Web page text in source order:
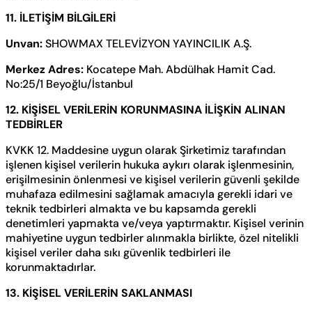
11. İLETİŞİM BİLGİLERİ
Unvan:SHOWMAX TELEVİZYON YAYINCILIK A.Ş.
Merkez Adres: Kocatepe Mah. Abdülhak Hamit Cad.
No:25/1 Beyoğlu/İstanbul
12. KİŞİSEL VERİLERİN KORUNMASINA İLİŞKİN ALINAN
TEDBİRLER
KVKK 12. Maddesine uygun olarak Şirketimiz tarafından
işlenen kişisel verilerin hukuka aykırı olarak işlenmesinin,
erişilmesinin önlenmesi ve kişisel verilerin güvenli şekilde
muhafaza edilmesini sağlamak amacıyla gerekli idari ve
teknik tedbirleri almakta ve bu kapsamda gerekli
denetimleri yapmakta ve/veya yaptırmaktır. Kişisel verinin
mahiyetine uygun tedbirler alınmakla birlikte, özel nitelikli
kişisel veriler daha sıkı güvenlik tedbirleri ile
korunmaktadırlar.
13. KİŞİSEL VERİLERİN SAKLANMASI